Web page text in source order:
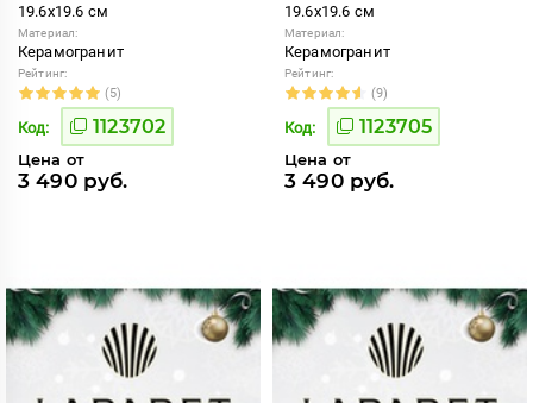
19.6x19.6 см
Материал:
Керамогранит
Рейтинг:
(5)
Код: 1123702
Цена от
3 490 руб.
19.6x19.6 см
Материал:
Керамогранит
Рейтинг:
(9)
Код: 1123705
Цена от
3 490 руб.